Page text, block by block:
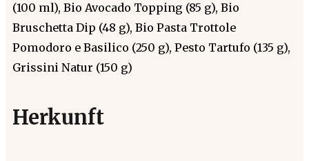
(100 ml), Bio Avocado Topping (85 g), Bio
Bruschetta Dip (48 g), Bio Pasta Trottole
Pomodoro e Basilico (250 g), Pesto Tartufo (135 g),
Grissini Natur (150 g)
Herkunft